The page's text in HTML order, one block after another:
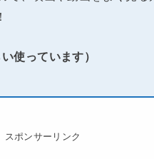
使っています）
スポンサーリンク